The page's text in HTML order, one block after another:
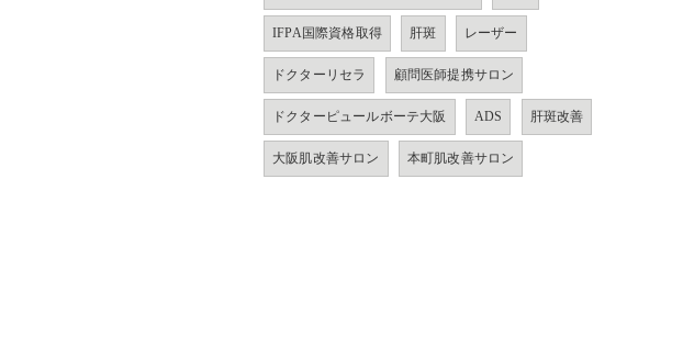
IFPA国際資格取得 肝斑 レーザー
ドクターリセラ 顧問医師提携サロン
ドクターピュールボーテ大阪 ADS 肝斑改善
大阪肌改善サロン 本町肌改善サロン